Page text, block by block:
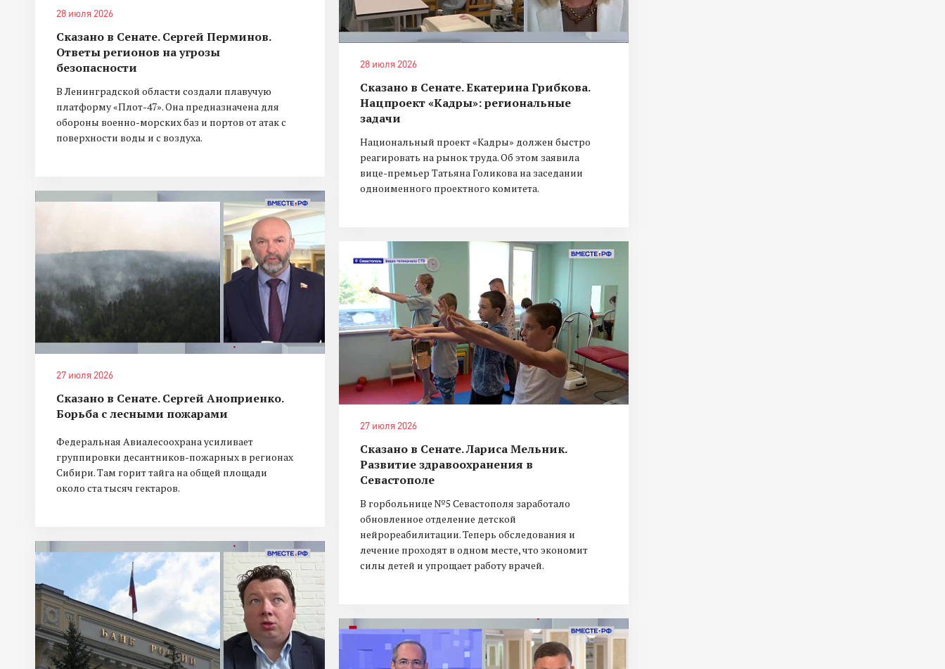
28 июля 2026
Сказано в Сенате. Сергей Перминов.
Ответы регионов на угрозы
безопасности
В Ленинградской области создали плавучую
платформу «Плот-47». Она предназначена для
обороны военно-морских баз и портов от атак с
поверхности воды и с воздуха.
27 июля 2026
Сказано в Сенате. Сергей Аноприенко.
Борьба с лесными пожарами
Федеральная Авиалесоохрана усиливает
группировки десантников-пожарных в регионах
Сибири. Там горит тайга на общей площади
около ста тысяч гектаров.
28 июля 2026
Сказано в Сенате. Екатерина Грибкова.
Нацпроект «Кадры»: региональные
задачи
Национальный проект «Кадры» должен быстро
реагировать на рынок труда. Об этом заявила
вице-премьер Татьяна Голикова на заседании
одноименного проектного комитета.
27 июля 2026
Сказано в Сенате. Лариса Мельник.
Развитие здравоохранения в
Севастополе
В горбольнице №5 Севастополя заработало
обновленное отделение детской
нейрореабилитации. Теперь обследования и
лечение проходят в одном месте, что экономит
силы детей и упрощает работу врачей.